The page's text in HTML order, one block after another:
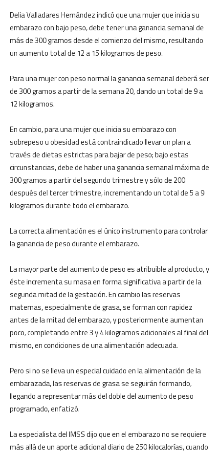
Delia Valladares Hernández indicó que una mujer que inicia su
embarazo con bajo peso, debe tener una ganancia semanal de
más de 300 gramos desde el comienzo del mismo, resultando
un aumento total de 12 a 15 kilogramos de peso.
Para una mujer con peso normal la ganancia semanal deberá ser
de 300 gramos a partir de la semana 20, dando un total de 9 a
12 kilogramos.
En cambio, para una mujer que inicia su embarazo con
sobrepeso u obesidad está contraindicado llevar un plan a
través de dietas estrictas para bajar de peso; bajo estas
circunstancias, debe de haber una ganancia semanal máxima de
300 gramos a partir del segundo trimestre y sólo de 200
después del tercer trimestre, incrementando un total de 5 a 9
kilogramos durante todo el embarazo.
La correcta alimentación es el único instrumento para controlar
la ganancia de peso durante el embarazo.
La mayor parte del aumento de peso es atribuible al producto, y
éste incrementa su masa en forma significativa a partir de la
segunda mitad de la gestación. En cambio las reservas
maternas, especialmente de grasa, se forman con rapidez
antes de la mitad del embarazo, y posteriormente aumentan
poco, completando entre 3 y 4 kilogramos adicionales al final del
mismo, en condiciones de una alimentación adecuada.
Pero si no se lleva un especial cuidado en la alimentación de la
embarazada, las reservas de grasa se seguirán formando,
llegando a representar más del doble del aumento de peso
programado, enfatizó.
La especialista del IMSS dijo que en el embarazo no se requiere
más allá de un aporte adicional diario de 250 kilocalorías, cuando